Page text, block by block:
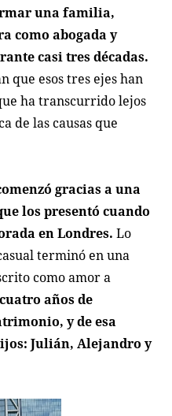
una familia,
como abogada y
casi tres décadas.
que esos tres ejes han
ha transcurrido lejos
de las causas que
gracias a una
los presentó cuando
en Londres. Lo
terminó en una
como amor a
años de
y de esa
Julián, Alejandro y